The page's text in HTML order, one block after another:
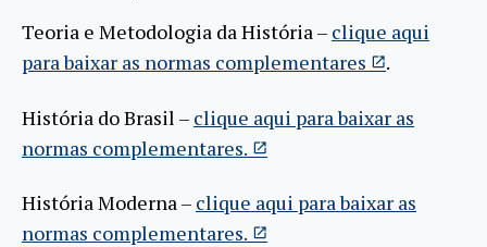
Teoria e Metodologia da História – clique aqui
para baixar as normas complementares
.
História do Brasil – clique aqui para baixar as
normas complementares.
História Moderna – clique aqui para baixar as
normas complementares.